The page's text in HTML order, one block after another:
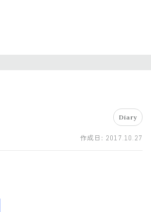
Diary
作成日: 2017.10.27